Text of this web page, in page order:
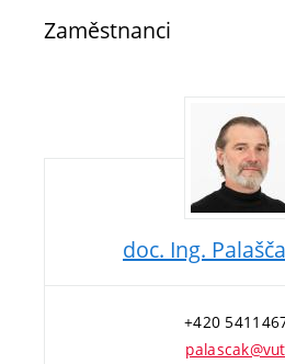
Zaměstnanci
doc. Ing.
+420